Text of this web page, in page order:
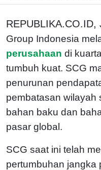
REPUBLIKA.CO.ID,
Group Indonesia
perusahaan di
tumbuh kuat. SCG
penurunan
pembatasan wilayah
bahan baku dan
pasar global.
SCG saat ini telah
pertumbuhan jangka